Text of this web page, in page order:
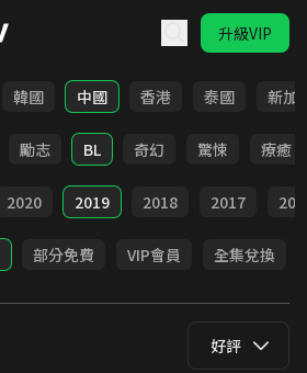
升級VIP
韓國 中國 香港 泰國 新加
勵志 BL 奇幻 驚悚 療癒
2020 2019 2018 2017
部分免費 VIP會員 全集兌換
好評